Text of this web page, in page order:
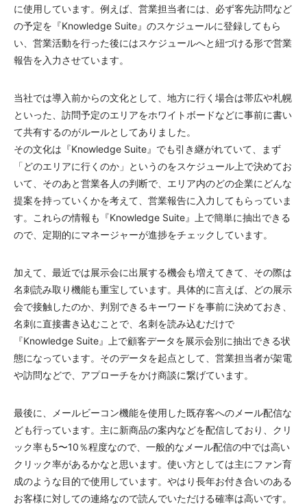
に使用しています。例えば、営業担当者には、必ず客先訪問など
の予定を『Knowledge Suite』のスケジュールに登録してもら
い、営業活動を行った後にはスケジュールへと紐づける形で営業
報告を入力させています。
当社では導入前からの文化として、地方に行く場合は帯広や札幌
といった、訪問予定のエリアをホワイトボードなどに事前に書い
て共有するのがルールとしてありました。
その文化は『Knowledge Suite』でも引き継がれていて、まず
「どのエリアに行くのか」というのをスケジュール上で決めてお
いて、そのあと営業各人の判断で、エリア内のどの企業にどんな
提案を持っていくかを考えて、営業報告に入力してもらっていま
す。これらの情報も『Knowledge Suite』上で簡単に抽出できる
ので、定期的にマネージャーが進捗をチェックしています。
加えて、最近では展示会に出展する機会も増えてきて、その際は
名刺読み取り機能も重宝しています。具体的に言えば、どの展示
会で接触したのか、判別できるキーワードを事前に決めておき、
名刺に直接書き込むことで、名刺を読み込むだけで
『Knowledge Suite』上で顧客データを展示会別に抽出できる状
態になっています。そのデータを起点として、営業担当者が架電
や訪問などで、アプローチをかけ商談に繋げています。
最後に、メールビーコン機能を使用した既存客へのメール配信な
ども行っています。主に新商品の案内などを配信しており、クリ
ック率も5〜10％程度なので、一般的なメール配信の中では高い
クリック率があるかなと思います。使い方としては主にファン育
成のような目的で使用しています。やはり長年お付き合いのある
お客様に対しての連絡なので読んでいただける確率は高いです。